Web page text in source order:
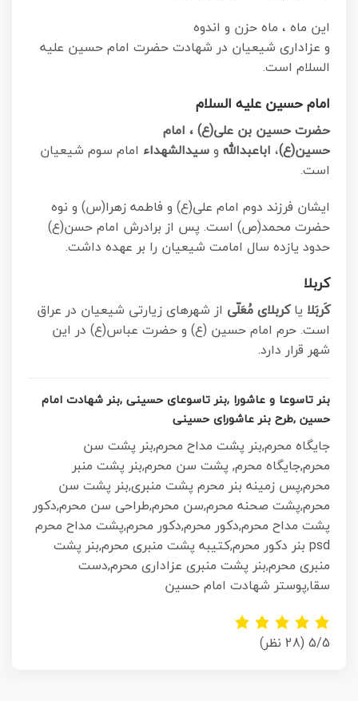
این ماه ، ماه حزن و اندوه
و عزاداری شیعیان در شهادت حضرت امام حسین علیه
السلام است.
امام حسین علیه السلام
حضرت حسین بن علی(ع) ، امام
حسین(ع)، اباعبدالله و سیدالشهداء امام سوم شیعیان
است.
ایشان فرزند دوم امام علی(ع) و فاطمه زهرا(س) و نوه
حضرت محمد(ص) است. پس از برادرش امام حسن(ع)
حدود یازده سال امامت شیعیان را بر عهده داشت.
کربلا
کَربَلا یاکربلای مُعَلّی از شهرهای زیارتی شیعیان در عراق
است. حرم امام حسین (ع) و حضرت عباس(ع) در این
شهر قرار دارد.
بنر تاسوعا و عاشورا ,بنر تاسوعای حسینی ,بنر شهادت امام
حسین ,طرح بنر عاشورای حسینی
جایگاه محرم,بنر پشت مداح محرم,بنر پشت سن
محرم,جایگاه محرم, پشت سن محرم,بنر پشت منبر
محرم,پس زمینه بنر محرم پشت منبری,بنر پشت سن
محرم,پشت صحنه محرم,سن محرم,طراحی سن محرم,دکور
پشت مداح محرم,دکور محرم,دکور محرم,پشت مداح محرم
psd بنر دکور محرم,کتیبه پشت منبری محرم,بنر پشت
منبری محرم,بنر پشت منبری عزاداری محرم,دست
سقا,پوستر شهادت امام حسین
5/5 (28 نظر)